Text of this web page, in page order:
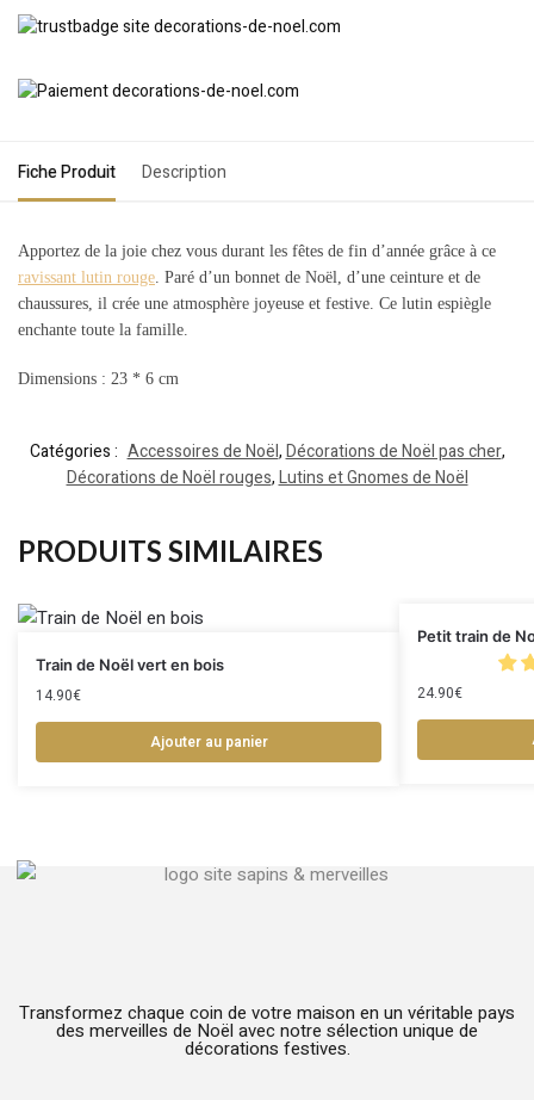
Fiche Produit Description
Apportez de la joie chez vous durant les fêtes de fin d’année grâce à ce
ravissant lutin rouge . Paré d’un bonnet de Noël, d’une ceinture et de
chaussures, il crée une atmosphère joyeuse et festive. Ce lutin espiègle
enchante toute la famille.
Dimensions : 23 * 6 cm
Catégories : Accessoires de Noël,Décorations de Noël pas cher,
Décorations de Noël rouges,Lutins et Gnomes de Noël
PRODUITS SIMILAIRES
Train de Noël vert en bois
14.90€
Ajouter au panier
Petit train de
24.90€
Transformez chaque coin de votre maison en un véritable pays
des merveilles de Noël avec notre sélection unique de
décorations festives.